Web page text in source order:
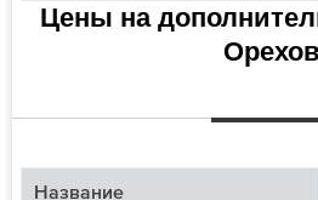
Цены на
Орехов
Название